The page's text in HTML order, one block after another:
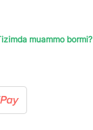
muammo bormi?